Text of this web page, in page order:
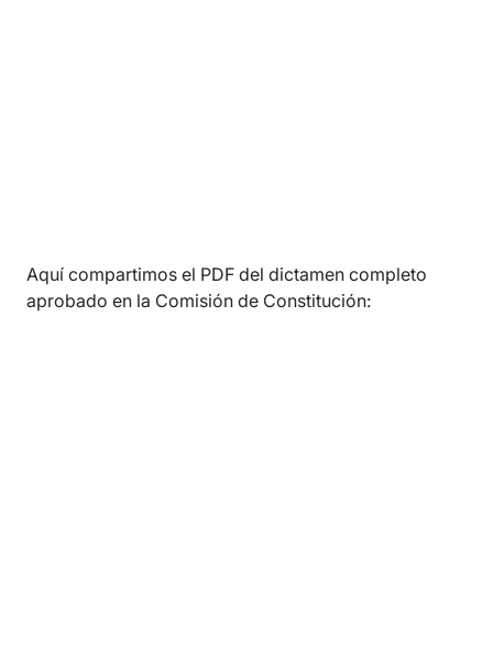
Aquí compartimos el PDF del dictamen completo
aprobado en la Comisión de Constitución: